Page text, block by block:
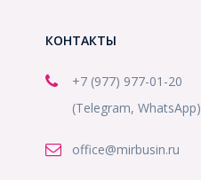
КОНТАКТЫ
+7 (977) 977-01-20
(Telegram, WhatsApp)
office@mirbusin.ru